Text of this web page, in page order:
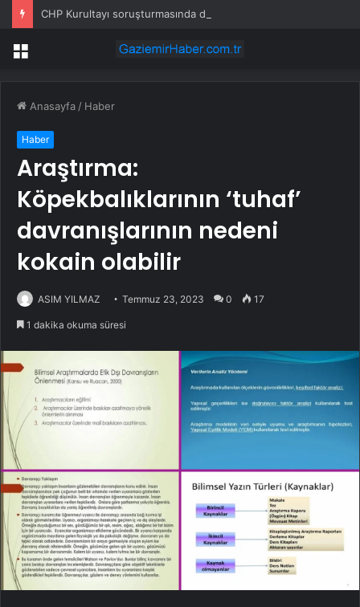
Menü
Anasayfa / Haber
Haber
Araştırma:
Köpekbalıklarının ‘tuhaf’
davranışlarının nedeni
kokain olabilir
ASIM YILMAZ Temmuz 23, 2023 0 17
1 dakika okuma süresi